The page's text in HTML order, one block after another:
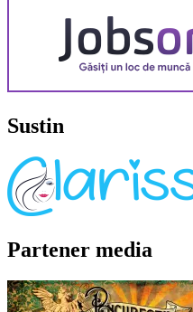
Sustin
Partener media